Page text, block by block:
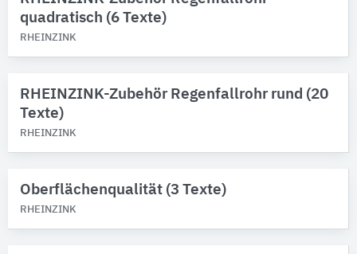
Aperam Stainless Services & Solutions Germany
PREFA
Regenfallrohr-Formstücke
Gebäude-Bauteile
Bitte auswählen
quadratisch (6 Texte)
RHEINZINK
RHEINZINK-Zubehör Regenfallrohr rund (20
Texte)
RHEINZINK
Oberflächenqualität (3 Texte)
RHEINZINK